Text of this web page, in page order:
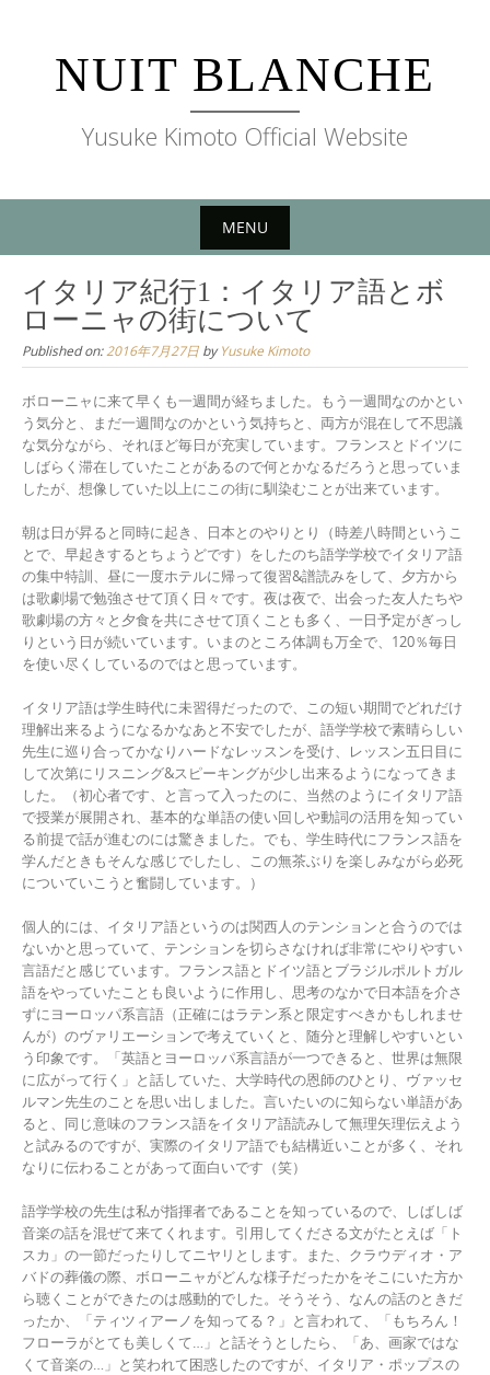
contentNUIT BLANCHE
Yusuke Kimoto Official Website
MENU
content
イタリア紀行1：イタリア語とボ
ローニャの街について
Published on:2016年7月27日 byYusuke Kimoto
ボローニャに来て早くも一週間が経ちました。もう一週間なのかとい
う気分と、まだ一週間なのかという気持ちと、両方が混在して不思議
な気分ながら、それほど毎日が充実しています。フランスとドイツに
しばらく滞在していたことがあるので何とかなるだろうと思っていま
したが、想像していた以上にこの街に馴染むことが出来ています。
朝は日が昇ると同時に起き、日本とのやりとり（時差八時間というこ
とで、早起きするとちょうどです）をしたのち語学学校でイタリア語
の集中特訓、昼に一度ホテルに帰って復習&譜読みをして、夕方から
は歌劇場で勉強させて頂く日々です。夜は夜で、出会った友人たちや
歌劇場の方々と夕食を共にさせて頂くことも多く、一日予定がぎっし
りという日が続いています。いまのところ体調も万全で、120％毎日
を使い尽くしているのではと思っています。
イタリア語は学生時代に未習得だったので、この短い期間でどれだけ
理解出来るようになるかなあと不安でしたが、語学学校で素晴らしい
先生に巡り合ってかなりハードなレッスンを受け、レッスン五日目に
して次第にリスニング&スピーキングが少し出来るようになってきま
した。（初心者です、と言って入ったのに、当然のようにイタリア語
で授業が展開され、基本的な単語の使い回しや動詞の活用を知ってい
る前提で話が進むのには驚きました。でも、学生時代にフランス語を
学んだときもそんな感じでしたし、この無茶ぶりを楽しみながら必死
についていこうと奮闘しています。）
個人的には、イタリア語というのは関西人のテンションと合うのでは
ないかと思っていて、テンションを切らさなければ非常にやりやすい
言語だと感じています。フランス語とドイツ語とブラジルポルトガル
語をやっていたことも良いように作用し、思考のなかで日本語を介さ
ずにヨーロッパ系言語（正確にはラテン系と限定すべきかもしれませ
んが）のヴァリエーションで考えていくと、随分と理解しやすいとい
う印象です。「英語とヨーロッパ系言語が一つできると、世界は無限
に広がって行く」と話していた、大学時代の恩師のひとり、ヴァッセ
ルマン先生のことを思い出しました。言いたいのに知らない単語があ
ると、同じ意味のフランス語をイタリア語読みして無理矢理伝えよう
と試みるのですが、実際のイタリア語でも結構近いことが多く、それ
なりに伝わることがあって面白いです（笑）
語学学校の先生は私が指揮者であることを知っているので、しばしば
音楽の話を混ぜて来てくれます。引用してくださる文がたとえば「ト
スカ」の一節だったりしてニヤリとします。また、クラウディオ・ア
バドの葬儀の際、ボローニャがどんな様子だったかをそこにいた方か
ら聴くことができたのは感動的でした。そうそう、なんの話のときだ
ったか、「ティツィアーノを知ってる？」と言われて、「もちろん！
フローラがとても美しくて…」と話そうとしたら、「あ、画家ではな
くて音楽の…」と笑われて困惑したのですが、イタリア・ポップスの